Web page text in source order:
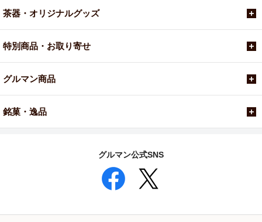
茶器・オリジナルグッズ
特別商品・お取り寄せ
グルマン商品
銘菓・逸品
グルマン公式SNS